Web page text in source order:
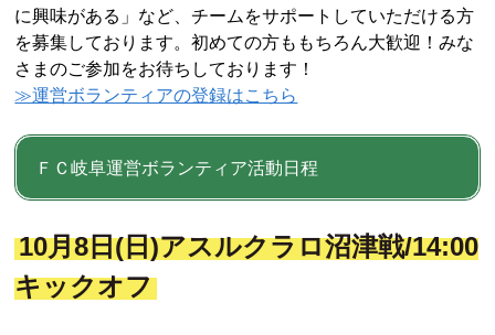
に興味がある」など、チームをサポートしていただける方
を募集しております。初めての方ももちろん大歓迎！みな
さまのご参加をお待ちしております！
≫運営ボランティアの登録はこちら
ＦＣ岐阜運営ボランティア活動日程
10月8日(日)アスルクラロ沼津戦/14:00
キックオフ